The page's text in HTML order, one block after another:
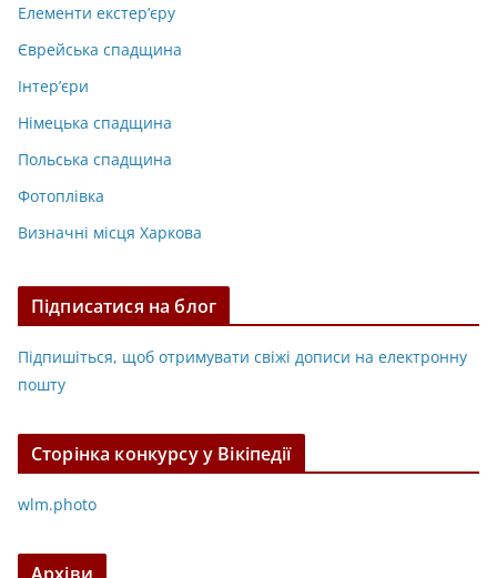
Елементи екстер’єру
Єврейська спадщина
Інтер’єри
Німецька спадщина
Польська спадщина
Фотоплівка
Визначні місця Харкова
Підписатися на блог
Підпишіться, щоб отримувати свіжі дописи на електронну
пошту
Сторінка конкурсу у Вікіпедії
wlm.photo